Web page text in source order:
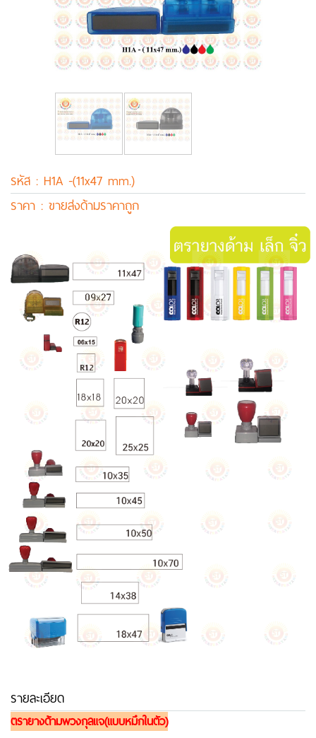
รหัส : H1A -(11x47 mm.)
ราคา : ขายส่งด้ามราคาถูก
รายละเอียด
ตรายางด้ามพวงกุลแจ(แบบหมึกในตัว)